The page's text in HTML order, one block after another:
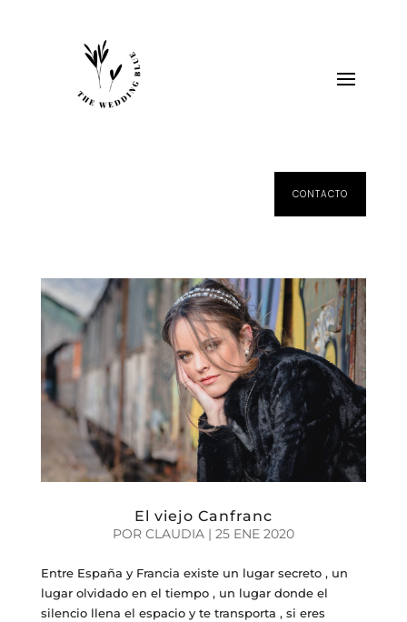
CONTACTO
El viejo Canfranc
POR CLAUDIA| 25 ENE 2020
Entre España y Francia existe un lugar secreto , un
lugar olvidado en el tiempo , un lugar donde el
silencio llena el espacio y te transporta , si eres